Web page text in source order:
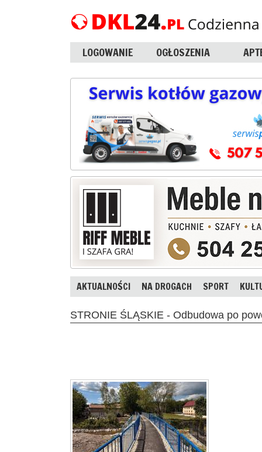
LOGOWANIE OGŁOSZENIA
AKTUALNOŚCI NA DROGACH SPORT
STRONIE ŚLĄSKIE - Odbudowa po